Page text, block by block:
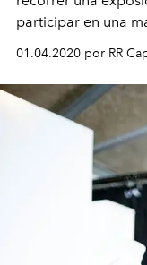
participar en una
01.04.2020 por RR